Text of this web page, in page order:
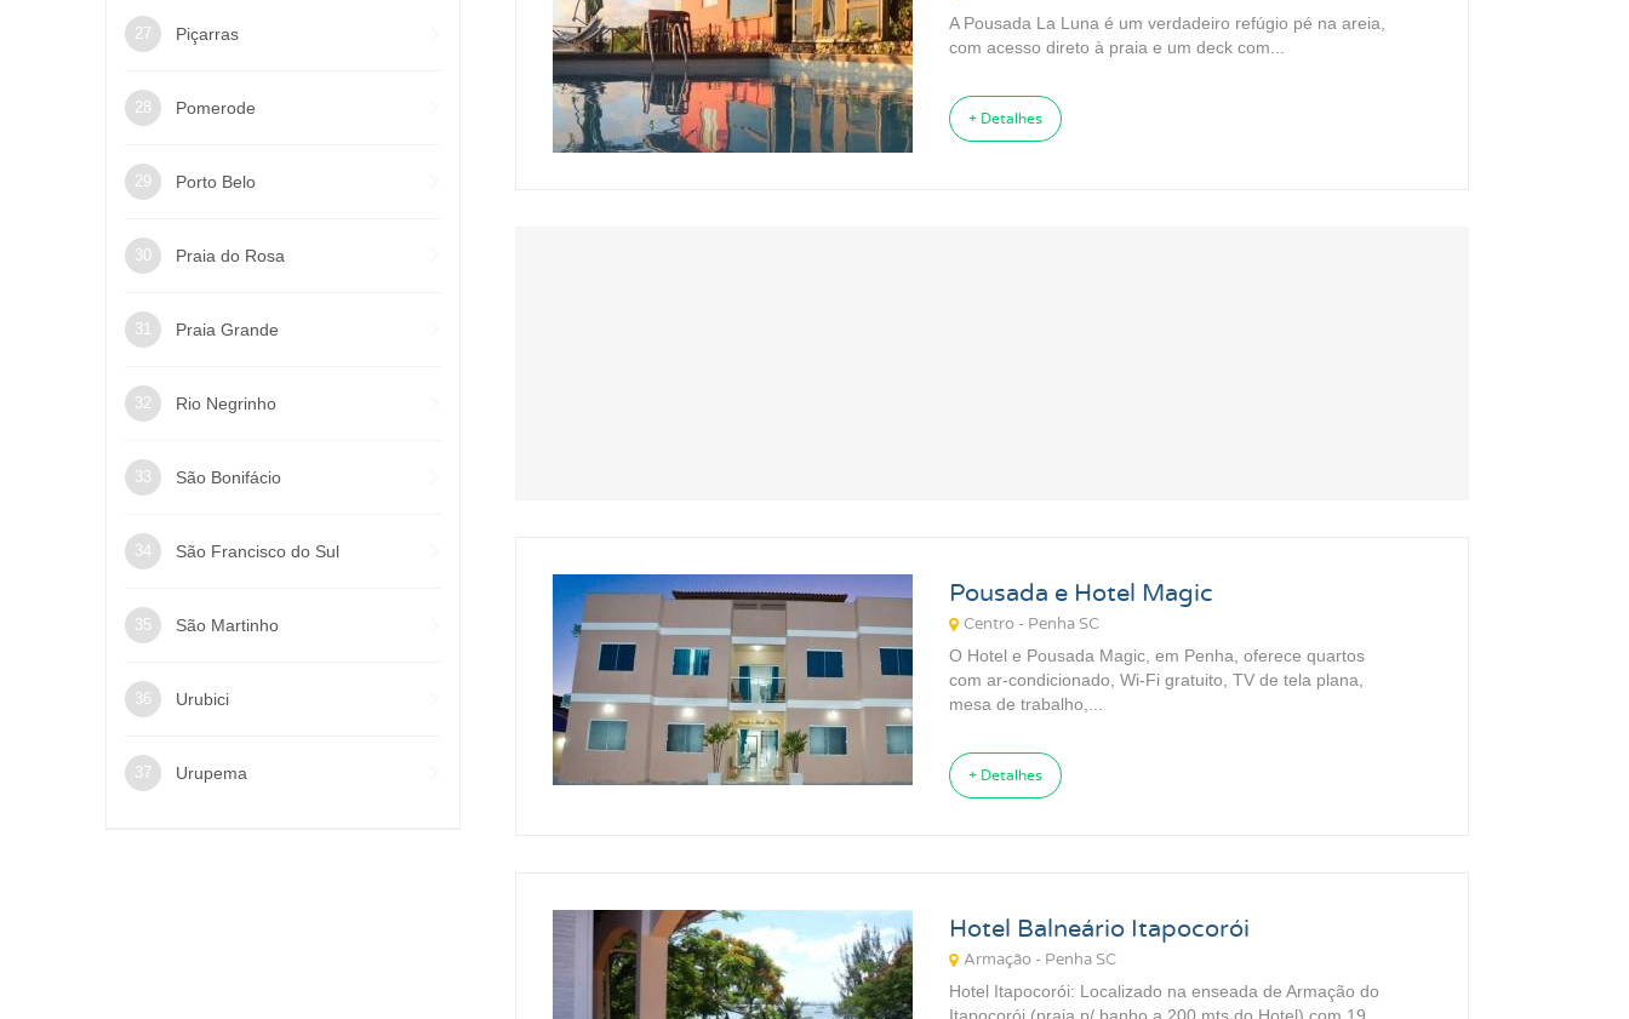
Piçarras
Pomerode
Porto Belo
Praia do Rosa
Praia Grande
Rio Negrinho
São Bonifácio
São Francisco do Sul
São Martinho
Urubici
Urupema
A Pousada La Luna é um verdadeiro refúgio pé na areia,
com acesso direto à praia e um deck com...
+ Detalhes
Pousada e Hotel Magic
Centro - Penha SC
O Hotel e Pousada Magic, em Penha, oferece quartos
com ar-condicionado, Wi-Fi gratuito, TV de tela plana,
mesa de trabalho,...
+ Detalhes
Hotel Balneário Itapocorói
Armação - Penha SC
Hotel Itapocorói: Localizado na enseada de Armação do